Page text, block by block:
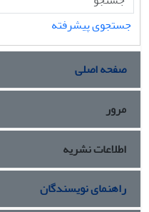
جستجوی پیشرفته
صفحه اصلی
مرور
اطلاعات نشریه
راهنمای نویسندگان